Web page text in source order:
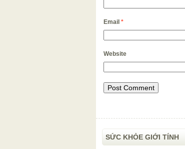
Email *
Website
SỨC KHỎE GIỚI TÍNH